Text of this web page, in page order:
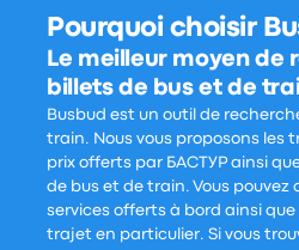
Pourquoi choisir
Le meilleur moyen de
billets de bus et de
Busbud est un outil de
train. Nous vous proposons les
prix offerts par БАСТУР ainsi
de bus et de train. Vous pouvez
services offerts à bord ainsi que
trajet en particulier. Si vous